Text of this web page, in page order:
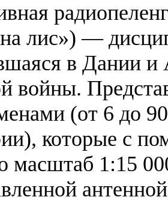
лис») —
в Дании и
войны.
(от 6 до
которые с
масштаб 1:15